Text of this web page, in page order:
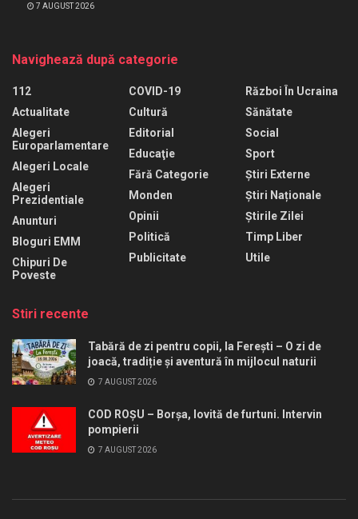
7 AUGUST 2026
Navighează după categorie
112
Actualitate
Alegeri
Europarlamentare
Alegeri Locale
Alegeri
Prezidentiale
Anunturi
Bloguri EMM
Chipuri De
Poveste
COVID-19
Cultură
Editorial
Educaţie
Fără Categorie
Monden
Opinii
Politică
Publicitate
Război În Ucraina
Sănătate
Social
Sport
Știri Externe
Știri Naționale
Știrile Zilei
Timp Liber
Utile
Stiri recente
Tabără de zi pentru copii, la Ferești – O zi de
joacă, tradiție și aventură în mijlocul naturii
7 AUGUST 2026
COD ROȘU – Borșa, lovită de furtuni. Intervin
pompierii
7 AUGUST 2026